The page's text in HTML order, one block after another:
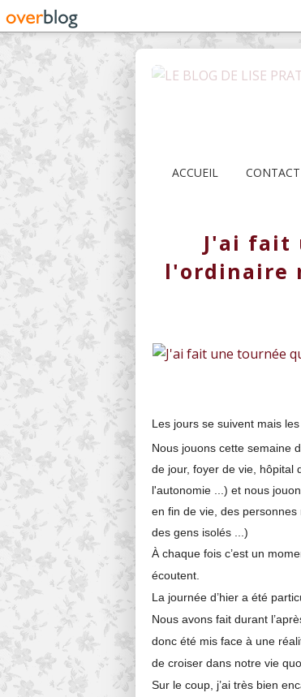
ACCUEIL CONTACT
J'ai fait
l'ordinaire
Les jours se suivent mais
Nous jouons cette semaine
de jour, foyer de vie, hôpital
l'autonomie ...) et nous
en fin de vie, des
des gens isolés ...)
À chaque fois c’est un
écoutent.
La journée d’hier a été
Nous avons fait durant
donc été mis face à une
de croiser dans notre vie
Sur le coup, j’ai très bien